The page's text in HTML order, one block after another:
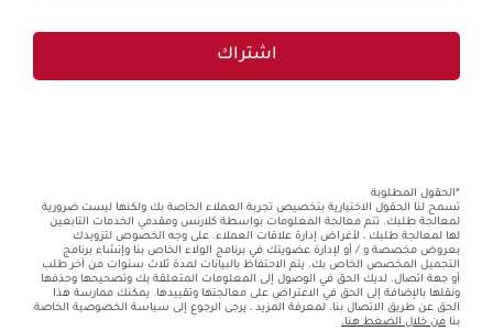
اشتراك
*الحقول المطلوبة
تسمح لنا الحقول الاختيارية بتخصيص تجربة العملاء الخاصة بك ولكنها ليست ضرورية
لمعالجة طلبك. تتم معالجة المعلومات بواسطة كلارنس ومقدمي الخدمات التابعين
لها لمعالجة طلبك ، لأغراض إدارة علاقات العملاء. على وجه الخصوص لتزويدك
بعروض مخصصة و / أو لإدارة عضويتك في برنامج الولاء الخاص بنا وإنشاء برنامج
التجميل المخصص الخاص بك. يتم الاحتفاظ بالبيانات لمدة ثلاث سنوات من آخر طلب
أو جهة اتصال. لديك الحق في الوصول إلى المعلومات المتعلقة بك وتصحيحها وحذفها
ونقلها بالإضافة إلى الحق في الاعتراض على معالجتها وتقييدها. يمكنك ممارسة هذا
الحق عن طريق الاتصال بنا. لمعرفة المزيد ، يرجى الرجوع إلى سياسة الخصوصية الخاصة
بنا من خلال الضغط هنا.